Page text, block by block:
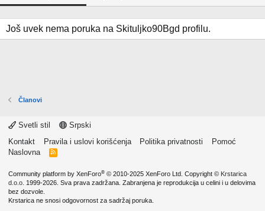
Još uvek nema poruka na Skituljko90Bgd profilu.
Članovi
Svetli stil
Srpski
Kontakt
Pravila i uslovi korišćenja Politika privatnosti
Pomoć
Naslovna
R
Community platform by XenForo® © 2010-2025 XenForo Ltd. Copyright © Krstarica
d.o.o. 1999-2026. Sva prava zadržana. Zabranjena je reprodukcija u celini i u delovima
bez dozvole.
Krstarica ne snosi odgovornost za sadržaj poruka.